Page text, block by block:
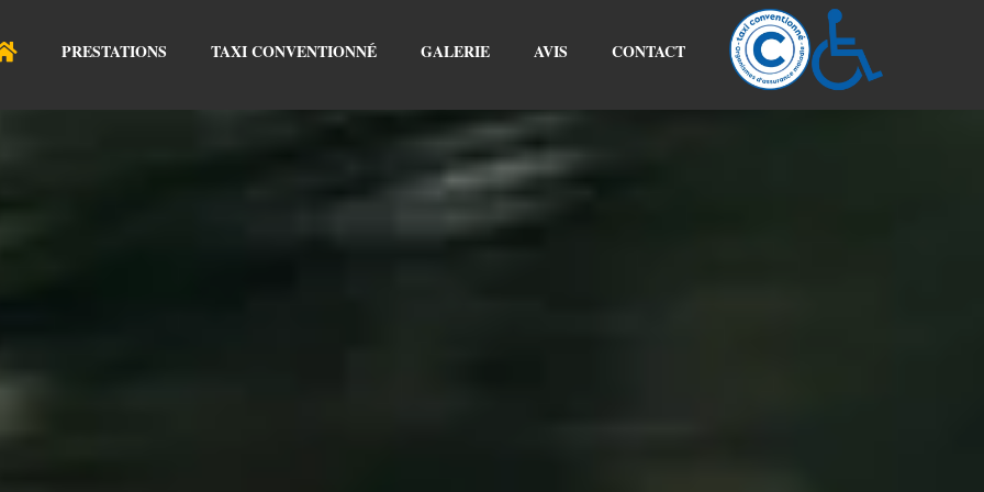
PRESTATIONS TAXI CONVENTIONNÉ GALERIE AVIS CONTACT